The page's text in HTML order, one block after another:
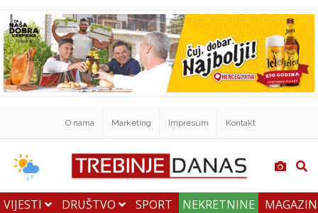
O nama Marketing Impresum Kontakt
VIJESTI DRUŠTVO SPORT NEKRETNINE